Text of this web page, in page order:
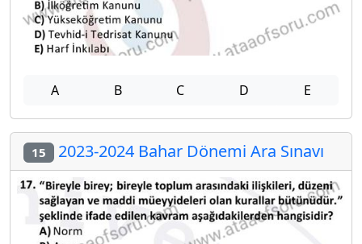
A B C D E
15 2023-2024 Bahar Dönemi Ara Sınavı